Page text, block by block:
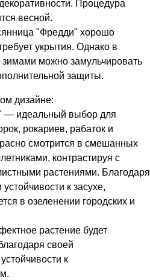
Процедура
весной.
"Фредди" хорошо
укрытия. Однако в
можно замульчировать
защиты.
дизайне:
— идеальный выбор для
рокариев, рабаток и
смотрится в смешанных
контрастируя с
растениями. Благодаря
к засухе,
в озеленении городских и
растение будет
своей
к